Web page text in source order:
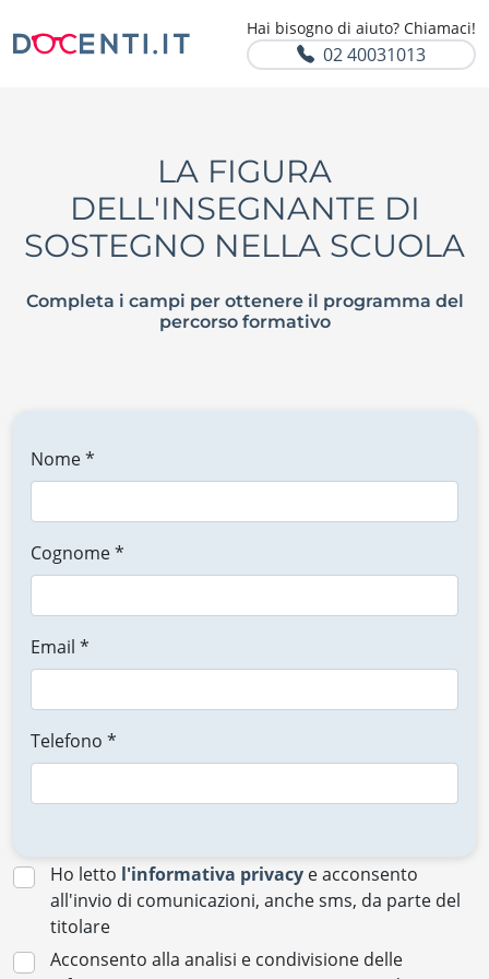
Hai bisogno di aiuto? Chiamaci!
02 40031013
LA FIGURA
DELL'INSEGNANTE DI
SOSTEGNO NELLA SCUOLA
Completa i campi per ottenere il programma del
percorso formativo
Nome *
Cognome *
Email *
Telefono *
Ho letto l'informativa privacy e acconsento
all'invio di comunicazioni, anche sms, da parte del
titolare
Acconsento alla analisi e condivisione delle